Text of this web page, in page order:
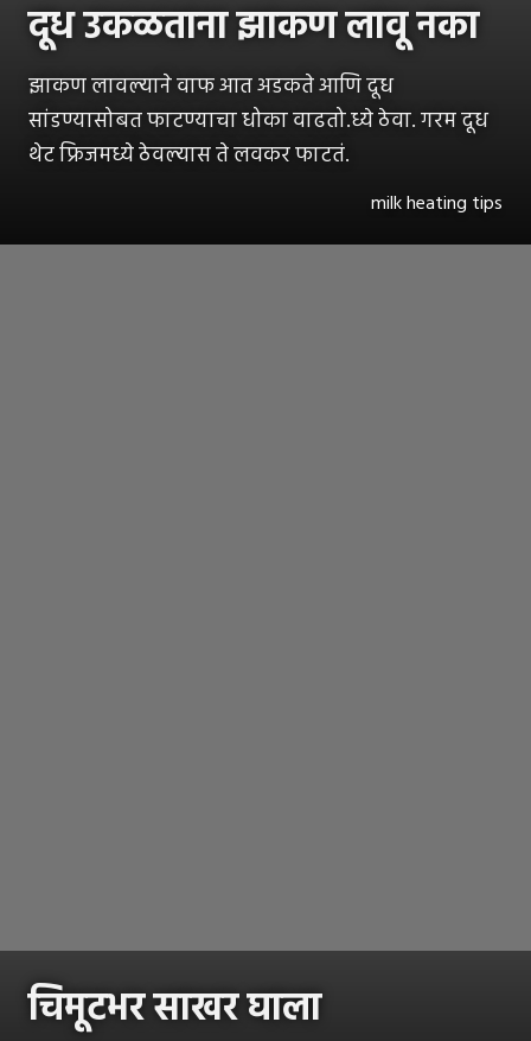
दूध उकळताना झाकण लावू नका
झाकण लावल्याने वाफ आत अडकते आणि दूध
सांडण्यासोबत फाटण्याचा धोका वाढतो.ध्ये ठेवा. गरम दूध
थेट फ्रिजमध्ये ठेवल्यास ते लवकर फाटतं.
milk heating tips
चिमूटभर साखर घाला